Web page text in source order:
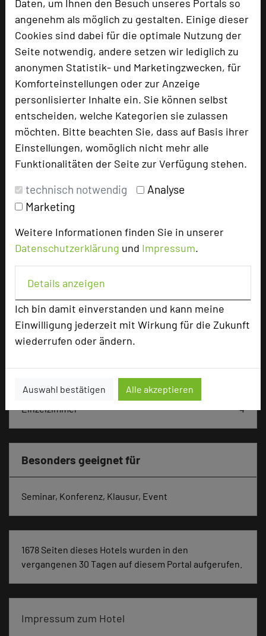
Daten, um Ihnen den Besuch unseres Portals so
angenehm als möglich zu gestalten. Einige dieser
Cookies sind dabei für die optimale Nutzung der
Seite notwendig, andere setzen wir lediglich zu
anonymen Statistik- und Marketingzwecken, für
Komforteinstellungen oder zur Anzeige
personlisierter Inhalte ein. Sie können selbst
entscheiden, welche Kategorien sie zulassen
möchten. Bitte beachten Sie, dass auf Basis ihrer
Einstellungen, womöglich nicht mehr alle
Funktionalitäten der Seite zur Verfügung stehen.
technisch notwendig
Analyse
Marketing
Weitere Informationen finden Sie in unserer
Datenschutzerklärung und Impressum.
Details anzeigen
Ich bin damit einverstanden und kann meine
Einwilligung jederzeit mit Wirkung für die Zukunft
wiederrufen oder ändern.
Auswahl bestätigen Alle akzeptieren
language Homepage
zur Tagungsanfrage hinzufügen add_circle
Bewertung
Hotel bewerten
Hoteldaten
U-Form
Parlamentarisch
48
Tagungsräume
6
Doppelzimmer
Einzelzimmer
4
Besonders geeignet für
Seminar, Konferenz, Klausur, Event
1678 Seiten dieses Hotels wurden in den
vergangenen 30 Tagen auf diesem Portal aufgerufen.
Impressum zum Hotel